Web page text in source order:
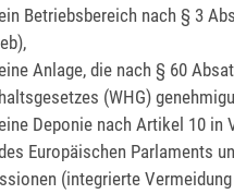
Betriebsbereich nach § 3
Anlage, die nach § 60
(WHG)
Deponie nach Artikel 10 in
Europäischen Parlaments
(integrierte